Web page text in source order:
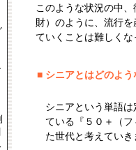
このような状況の中
財）のように、流行
ていくことは難しく
■ シニアとはどのよ
シニアという単語
ている『５０＋（
た世代と考えていき